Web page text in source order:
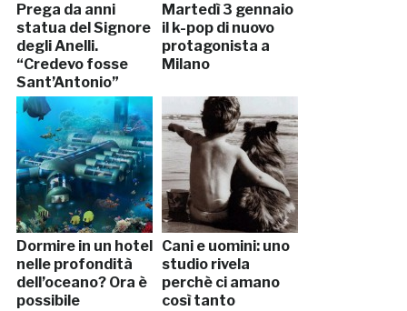
Prega da anni
statua del Signore
degli Anelli.
“Credevo fosse
Sant’Antonio”
Martedì 3 gennaio
il k-pop di nuovo
protagonista a
Milano
Dormire in un hotel
nelle profondità
dell’oceano? Ora è
possibile
Cani e uomini: uno
studio rivela
perchè ci amano
così tanto